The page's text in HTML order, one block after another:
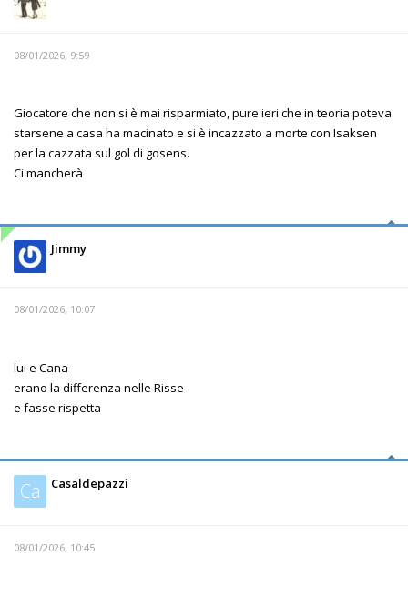
08/01/2026, 9:59
Giocatore che non si è mai risparmiato, pure ieri che in teoria poteva
starsene a casa ha macinato e si è incazzato a morte con Isaksen
per la cazzata sul gol di gosens.
Ci mancherà
Jimmy
08/01/2026, 10:07
lui e Cana
erano la differenza nelle Risse
e fasse rispetta
Ca Casaldepazzi
08/01/2026, 10:45